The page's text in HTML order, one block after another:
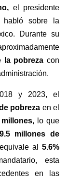
Durante su
discurso, afirmó que cada mes, aproximadamente
la pobreza con
y 2023, el
pobreza en el
lo que
millones de
al 5.6%
esta
en las